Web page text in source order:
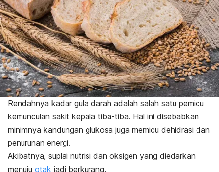
Rendahnya kadar gula darah adalah salah satu pemicu
kemunculan sakit kepala tiba-tiba. Hal ini disebabkan
minimnya kandungan glukosa juga memicu dehidrasi dan
penurunan energi.
Akibatnya, suplai nutrisi dan oksigen yang diedarkan
menuju otak jadi berkurang.